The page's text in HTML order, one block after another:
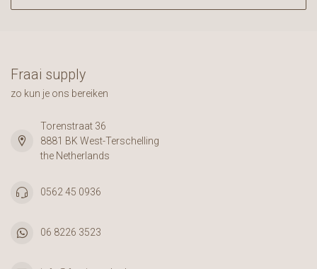
Fraai supply
zo kun je ons bereiken
Torenstraat 36
8881 BK West-Terschelling
the Netherlands
0562 45 0936
06 8226 3523